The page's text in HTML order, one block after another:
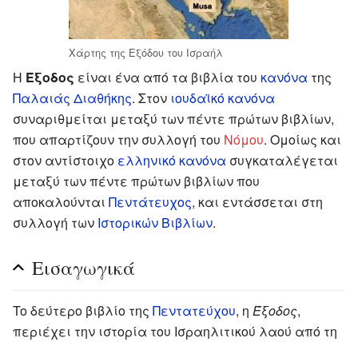
Χάρτης της Εξόδου του Ισραήλ
Η Έξοδος είναι ένα από τα βιβλία του κανόνα της
Παλαιάς Διαθήκης. Στον ιουδαϊκό κανόνα
συναριθμείται μεταξύ των πέντε πρώτων βιβλίων,
που απαρτίζουν την συλλογή του Νόμου. Ομοίως και
στον αντίστοιχο ελληνικό κανόνα συγκαταλέγεται
μεταξύ των πέντε πρώτων βιβλίων που
αποκαλούνται Πεντάτευχος, και εντάσσεται στη
συλλογή των Ιστορικών Βιβλίων.
Εισαγωγικά
To δεύτερο βιβλίο της Πεντατεύχου, η Έξοδος,
περιέχει την ιστορία του Ισραηλιτικού λαού από τη